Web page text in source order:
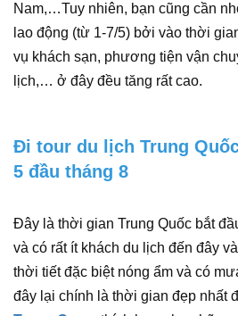
Nam,…Tuy nhiên, bạn cũng cần
lao động (từ 1-7/5) bởi vào thời
vụ khách sạn, phương tiện vận
lịch,… ở đây đều tăng rất cao.
Đi tour du lịch Trung
5 đầu tháng 8
Đây là thời gian Trung Quốc bắt
và có rất ít khách du lịch đến đây
thời tiết đặc biệt nóng ẩm và có
đây lại chính là thời gian đẹp nhất